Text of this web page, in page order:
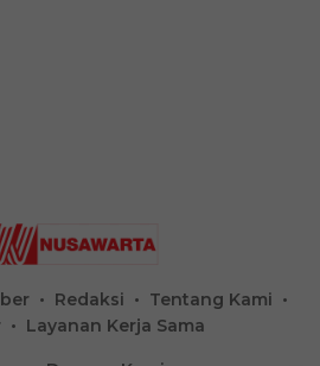
Redaksi
Tentang Kami
Layanan Kerja Sama